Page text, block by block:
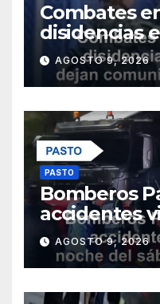
Combates
disidencias
dejan
confinadas
cruzado
AGOSTO 9, 2026
PASTO
Bomberos
accidentes
del sábado
domingo
AGOSTO 9, 2026